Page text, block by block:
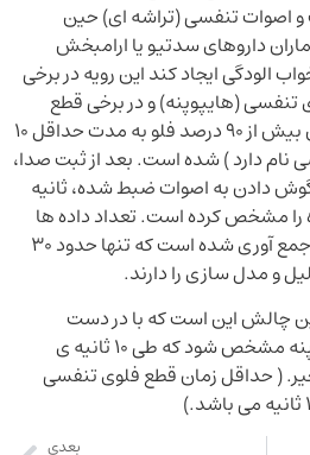
اصوات تنفسی (تراشه ای) حین
داروهای سدتیو یا ارامبخش
الودگی ایجاد کند این رویه در برخی
(هایپوپنه) و در برخی قطع
کامل فلوی تنفسی(یا کاهش بیش از ۹۰ درصد فلو به مدت حداقل ۱۰
نام دارد ) شده است. بعد از ثبت صدا،
دادن به اصوات ضبط شده، ثانیه
را مشخص کرده است. تعداد داده ها
مربوط به بیش از پنجاه نفرد جمع آوری شده است که تنها حدود ۳۰
و مدل سازی را دارند.
چالش این است که با در دست
داشتن اصوات قبل از وقوع اپنه مشخص شود که طی 10 ثانیه ی
( حداقل زمان قطع فلوی تنفسی
بعدی